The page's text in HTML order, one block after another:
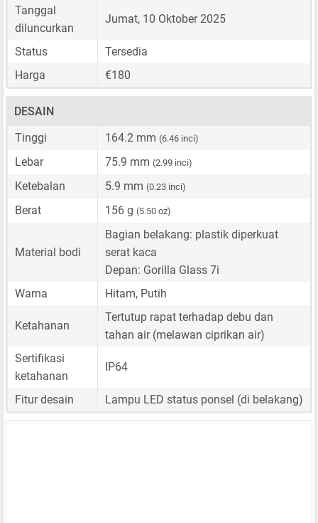
Tanggal
diluncurkan
Jumat, 10 Oktober 2025
Status
Tersedia
Harga
€180
DESAIN
Tinggi
164.2 mm (6.46 inci)
Lebar 75.9 mm (2.99 inci)
Ketebalan 5.9 mm (0.23 inci)
Berat 156 g (5.50 oz)
Material bodi
Bagian belakang: plastik diperkuat
serat kaca
Depan: Gorilla Glass 7i
Warna
Hitam, Putih
Ketahanan
Tertutup rapat terhadap debu dan
tahan air (melawan ciprikan air)
Sertifikasi
ketahanan
IP64
Fitur desain Lampu LED status ponsel (di belakang)